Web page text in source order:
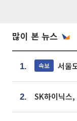
많이 본 뉴스
1. 속보 서울
2.